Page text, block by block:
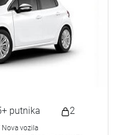
putnika 2
Nova vozila